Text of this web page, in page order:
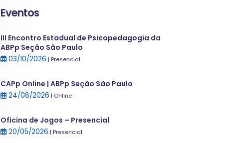
Eventos
III Encontro Estadual de Psicopedagogia da
ABPp Seção São Paulo
03/10/2026 | Presencial
CAPp Online | ABPp Seção São Paulo
24/08/2026 | Online
Oficina de Jogos – Presencial
20/05/2026 | Presencial